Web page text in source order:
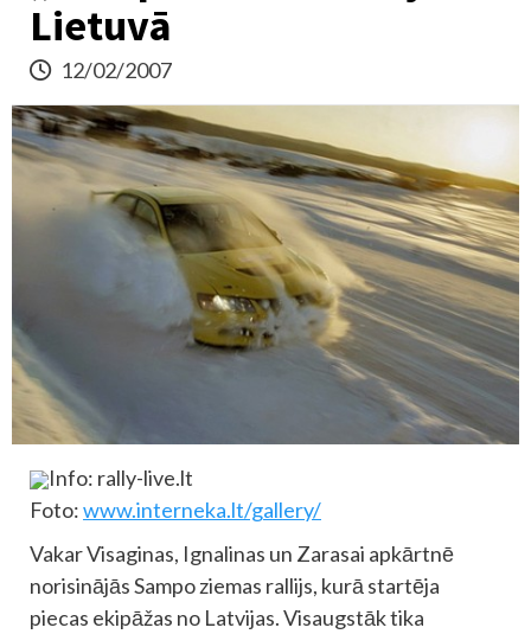
Lietuvā
12/02/2007
Info: rally-live.lt
Foto:www.interneka.lt/gallery/
Vakar Visaginas, Ignalinas un Zarasai apkārtnē
norisinājās Sampo ziemas rallijs, kurā startēja
piecas ekipāžas no Latvijas. Visaugstāk tika